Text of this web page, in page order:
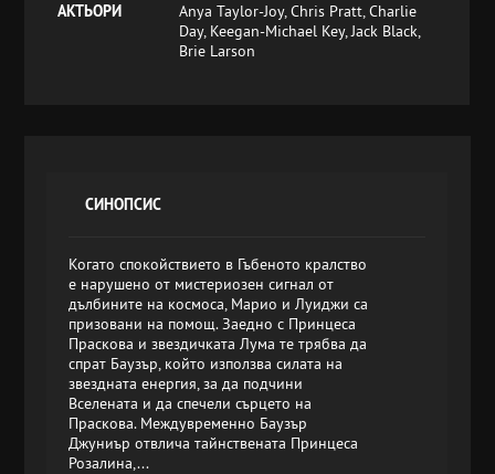
АКТЬОРИ
Anya Taylor-Joy, Chris Pratt, Charlie
Day, Keegan-Michael Key, Jack Black,
Brie Larson
СИНОПСИС
Когато спокойствието в Гъбеното кралство
е нарушено от мистериозен сигнал от
дълбините на космоса, Марио и Луиджи са
призовани на помощ. Заедно с Принцеса
Праскова и звездичката Лума те трябва да
спрат Баузър, който използва силата на
звездната енергия, за да подчини
Вселената и да спечели сърцето на
Праскова. Междувременно Баузър
Джуниър отвлича тайнствената Принцеса
Розалина,...